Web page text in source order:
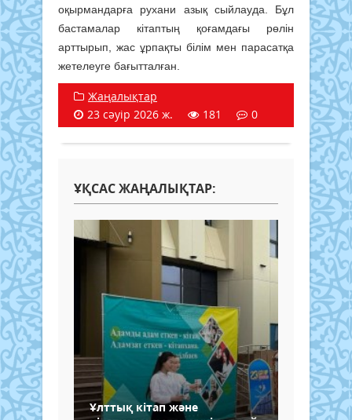
оқырмандарға рухани азық сыйлауда. Бұл
бастамалар кітаптың қоғамдағы рөлін
арттырып, жас ұрпақты білім мен парасатқа
жетелеуге бағытталған.
Жаңалықтар
23 сәуір 2026 ж.
181 0
ҰҚСАС ЖАҢАЛЫҚТАР:
Ұлттық кітап және